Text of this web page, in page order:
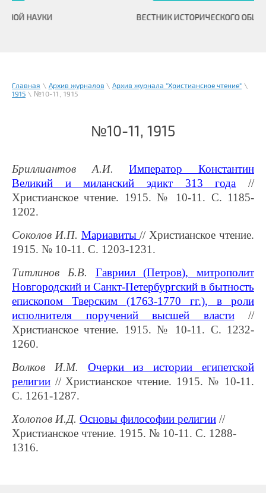
ВЕСТНИК ИСТОРИЧЕСКОГО ОБЩЕСТВА
Главная \ Архив журналов \ Архив журнала "Христианское чтение" \
1915 \ №10-11, 1915
№10-11, 1915
Бриллиантов А.И.
Император Константин
Великий и миланский эдикт 313 года //
Христианское чтение. 1915. № 10-11. С. 1185-
1202.
Соколов И.П. Мариавиты// Христианское чтение.
1915. № 10-11. С. 1203-1231.
Титлинов Б.В.
Гавриил (Петров), митрополит
Новгородский и Санкт-Петербургский в бытность
епископом Тверским (1763-1770 гг.), в роли
исполнителя поручений высшей власти//
Христианское чтение. 1915. № 10-11. С. 1232-
1260.
Волков И.М.
Очерки из истории египетской
религии // Христианское чтение. 1915. № 10-11.
С. 1261-1287.
Холопов И.Д. Основы философии религии //
Христианское чтение. 1915. № 10-11. С. 1288-
1316.